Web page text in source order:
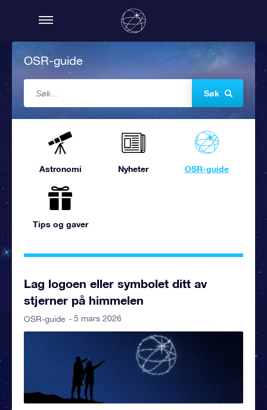
OSR-guide
Søk
Astronomi Nyheter OSR-guide
Tips og gaver
Lag logoen eller symbolet ditt av
stjerner på himmelen
OSR-guide - 5 mars 2026